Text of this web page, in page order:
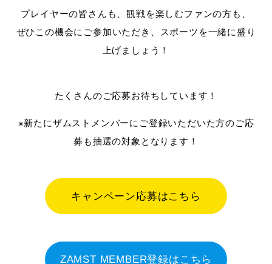
プレイヤーの皆さんも、観戦を楽しむファンの方も、
ぜひこの機会にご参加いただき、スポーツを一緒に盛り
上げましょう！
たくさんのご応募お待ちしています！
※新たにザムストメンバーにご登録いただいた方のご応
募も抽選の対象となります！
キャンペーン応募はこちら
ZAMST MEMBER登録はこちら